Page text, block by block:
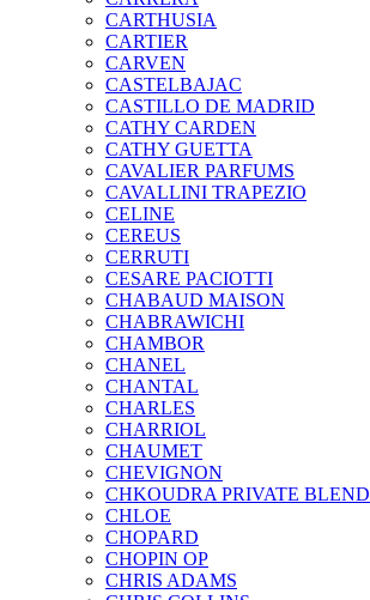
CARTHUSIA
CARTIER
CARVEN
CASTELBAJAC
CASTILLO DE MADRID
CATHY CARDEN
CATHY GUETTA
CAVALIER PARFUMS
CAVALLINI TRAPEZIO
CELINE
CEREUS
CERRUTI
CESARE PACIOTTI
CHABAUD MAISON
CHABRAWICHI
CHAMBOR
CHANEL
CHANTAL
CHARLES
CHARRIOL
CHAUMET
CHEVIGNON
CHKOUDRA PRIVATE BLEND
CHLOE
CHOPARD
CHOPIN OP
CHRIS ADAMS